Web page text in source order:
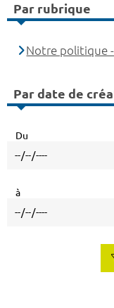
Par rubrique
Notre politique
Par date de
Du
à